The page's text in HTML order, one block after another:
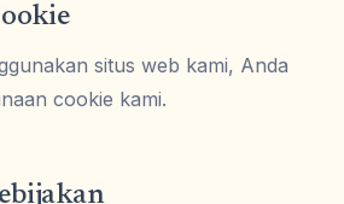
situs web kami, Anda
cookie kami.